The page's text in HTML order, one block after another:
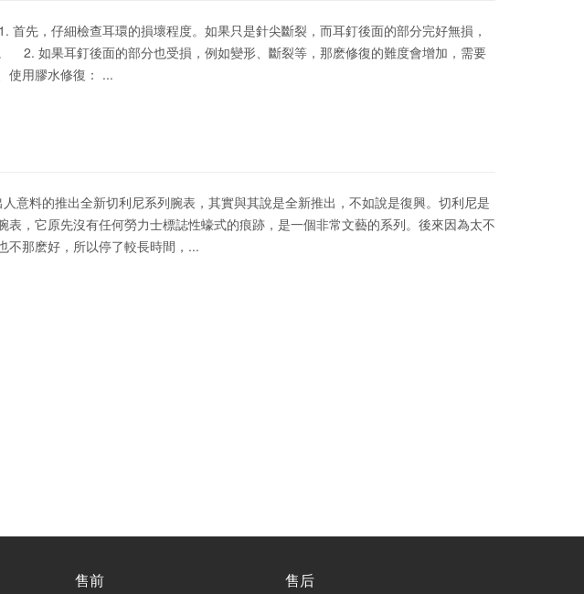
先，仔細檢查耳環的損壞程度。如果只是針尖斷裂，而耳釘後面的部分完好無損，
2. 如果耳釘後面的部分也受損，例如變形、斷裂等，那麽修復的難度會增加，需要
使用膠水修復： ...
料的推出全新切利尼系列腕表，其實與其說是全新推出，不如說是復興。切利尼是
表，它原先沒有任何勞力士標誌性蠔式的痕跡，是一個非常文藝的系列。後來因為太不
不那麽好，所以停了較長時間，...
售前 售后